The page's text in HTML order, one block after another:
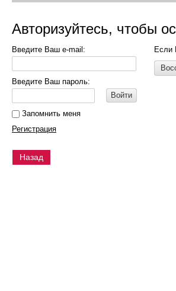
Авторизуйтесь, чтобы
Введите Ваш e-mail:
Введите Ваш пароль:
Войти
Запомнить меня
Регистрация
Если
Назад